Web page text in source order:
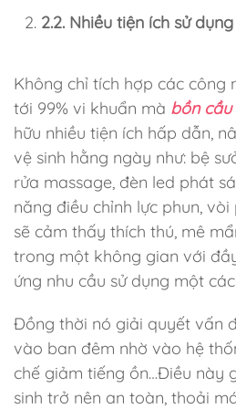
2.2. Nhiều tiện ích sử dụng
Không chỉ tích hợp các công
tới 99% vi khuẩn mà bồn
hữu nhiều tiện ích hấp dẫn,
vệ sinh hằng ngày như: bệ
rửa massage, đèn led phát
năng điều chỉnh lực phun,
sẽ cảm thấy thích thú, mê
trong một không gian với
ứng nhu cầu sử dụng một
Đồng thời nó giải quyết vấn
vào ban đêm nhờ vào hệ
chế giảm tiếng ồn…Điều này
sinh trở nên an toàn, thoải